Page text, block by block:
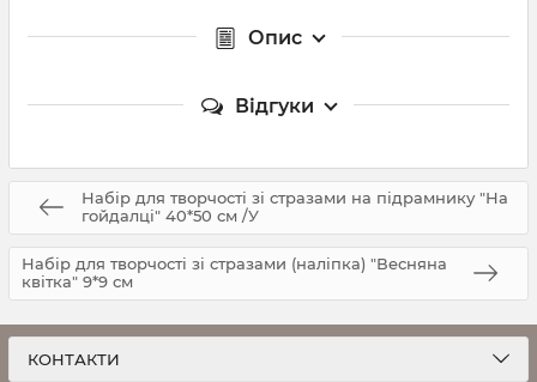
Опис
Відгуки
Набір для творчості зі стразами на підрамнику "На
гойдалці" 40*50 см /У
Набір для творчості зі стразами (наліпка) "Весняна
квітка" 9*9 см
КОНТАКТИ